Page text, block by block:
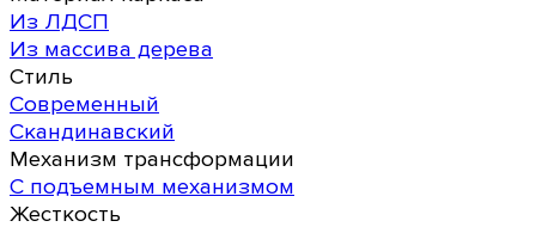
Из ЛДСП
Из массива дерева
Стиль
Современный
Скандинавский
Механизм трансформации
С подъемным механизмом
Жесткость